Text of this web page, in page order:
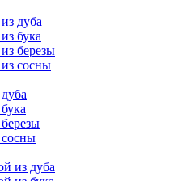
дуба
бука
березы
сосны
из дуба